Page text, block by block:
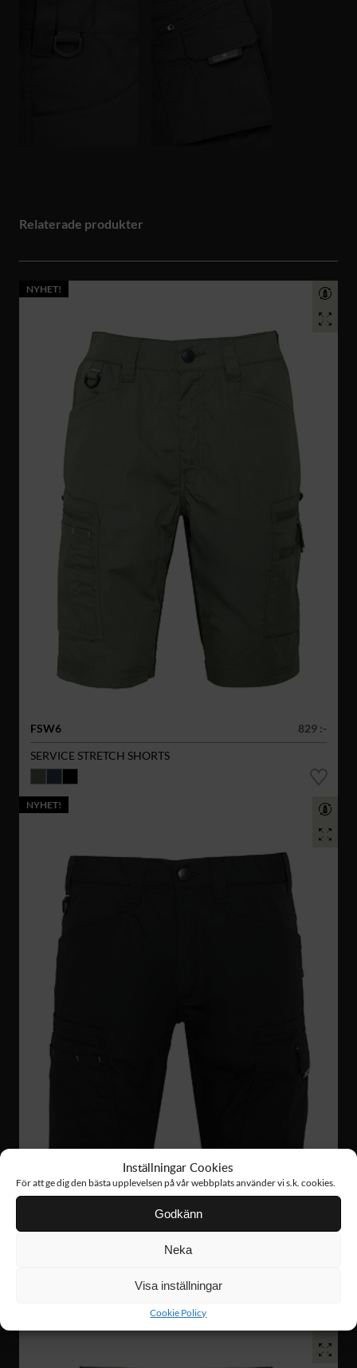
Inställningar Cookies
För att ge dig den bästa upplevelsen på vår webbplats använder vi s.k. cookies.
Godkänn
Neka
Visa inställningar
Cookie Policy
Relaterade produkter
NYHET!
FSW6
829 :-
SERVICE STRETCH SHORTS
NYHET!